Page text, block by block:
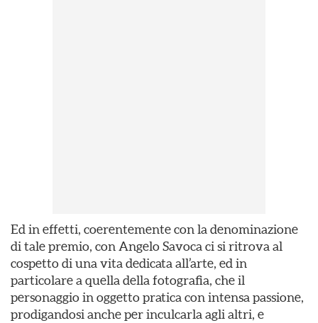
Ed in effetti, coerentemente con la denominazione
di tale premio, con Angelo Savoca ci si ritrova al
cospetto di una vita dedicata all’arte, ed in
particolare a quella della fotografia, che il
personaggio in oggetto pratica con intensa passione,
prodigandosi anche per inculcarla agli altri, e